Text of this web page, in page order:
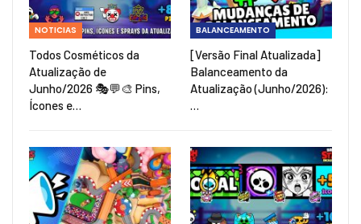
NOTICIAS
Todos Cosméticos da
Atualização de
Junho/2026 🎭💬🎨 Pins,
Ícones e…
BALANCEAMENTO
[Versão Final Atualizada]
Balanceamento da
Atualização (Junho/2026):
…